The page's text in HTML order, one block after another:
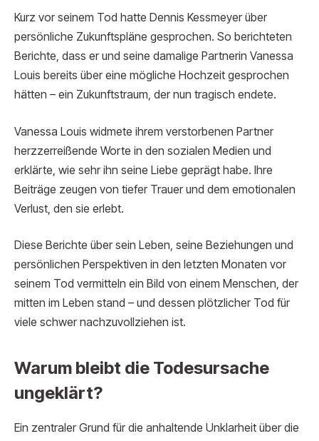
Kurz vor seinem Tod hatte Dennis Kessmeyer über
persönliche Zukunftspläne gesprochen. So berichteten
Berichte, dass er und seine damalige Partnerin Vanessa
Louis bereits über eine mögliche Hochzeit gesprochen
hätten – ein Zukunftstraum, der nun tragisch endete.
Vanessa Louis widmete ihrem verstorbenen Partner
herzzerreißende Worte in den sozialen Medien und
erklärte, wie sehr ihn seine Liebe geprägt habe. Ihre
Beiträge zeugen von tiefer Trauer und dem emotionalen
Verlust, den sie erlebt.
Diese Berichte über sein Leben, seine Beziehungen und
persönlichen Perspektiven in den letzten Monaten vor
seinem Tod vermitteln ein Bild von einem Menschen, der
mitten im Leben stand – und dessen plötzlicher Tod für
viele schwer nachzuvollziehen ist.
Warum bleibt die Todesursache
ungeklärt?
Ein zentraler Grund für die anhaltende Unklarheit über die